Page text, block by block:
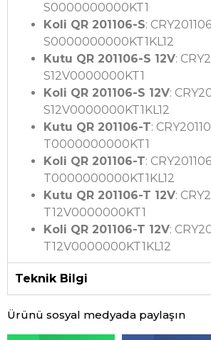
S0000000000KT1
Koli QR 201106-S:
S0000000000KT1KL12
Kutu QR 201106-S 12V:
S12V0000000KT1
Koli QR 201106-S 12V:
S12V0000000KT1KL12
Kutu QR 201106-T:
T0000000000KT1
Koli QR 201106-T:
T0000000000KT1KL12
Kutu QR 201106-T 12V:
T12V0000000KT1
Koli QR 201106-T 12V:
T12V0000000KT1KL12
Teknik Bilgi
Ürünü sosyal medyada paylaşın